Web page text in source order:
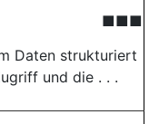
■■■
Daten strukturiert
und die . . .